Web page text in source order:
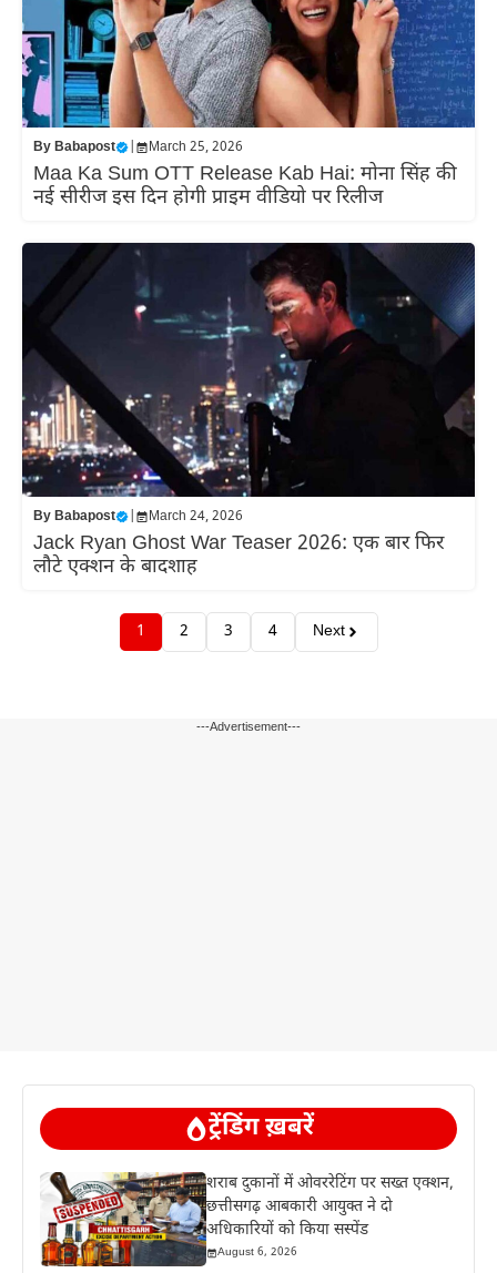
ByBabapost March 25, 2026
Maa Ka Sum OTT Release Kab Hai: मोना सिंह की
नई सीरीज इस दिन होगी प्राइम वीडियो पर रिलीज
ByBabapost March 24, 2026
Jack Ryan Ghost War Teaser 2026: एक बार फिर
लौटे एक्शन के बादशाह
1 2 3 4 Next
---Advertisement---
ट्रेंडिंग ख़बरें
शराब दुकानों में ओवररेटिंग पर सख्त एक्शन,
छत्तीसगढ़ आबकारी आयुक्त ने दो
अधिकारियों को किया सस्पेंड
August 6, 2026